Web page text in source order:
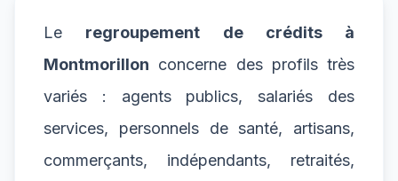
Le regroupement de crédits à
Montmorillon concerne des profils très
variés : agents publics, salariés des
services, personnels de santé, artisans,
commerçants, indépendants, retraités,